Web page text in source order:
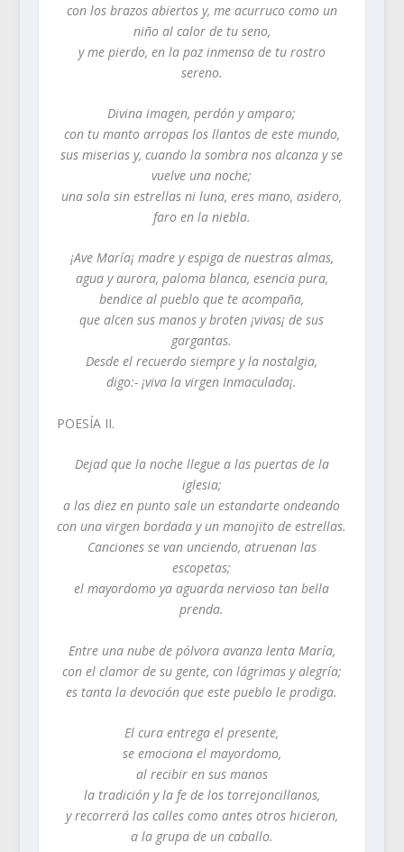
con los brazos abiertos y, me acurruco como un
niño al calor de tu seno,
y me pierdo, en la paz inmensa de tu rostro
sereno.
Divina imagen, perdón y amparo;
con tu manto arropas los llantos de este mundo,
sus miserias y, cuando la sombra nos alcanza y se
vuelve una noche;
una sola sin estrellas ni luna, eres mano, asidero,
faro en la niebla.
¡Ave María¡ madre y espiga de nuestras almas,
agua y aurora, paloma blanca, esencia pura,
bendice al pueblo que te acompaña,
que alcen sus manos y broten ¡vivas¡ de sus
gargantas.
Desde el recuerdo siempre y la nostalgia,
digo:- ¡viva la virgen Inmaculada¡.
POESÍA II.
Dejad que la noche llegue a las puertas de la
iglesia;
a las diez en punto sale un estandarte ondeando
con una virgen bordada y un manojito de estrellas.
Canciones se van unciendo, atruenan las
escopetas;
el mayordomo ya aguarda nervioso tan bella
prenda.
Entre una nube de pólvora avanza lenta María,
con el clamor de su gente, con lágrimas y alegría;
es tanta la devoción que este pueblo le prodiga.
El cura entrega el presente,
se emociona el mayordomo,
al recibir en sus manos
la tradición y la fe de los torrejoncillanos,
y recorrerá las calles como antes otros hicieron,
a la grupa de un caballo.